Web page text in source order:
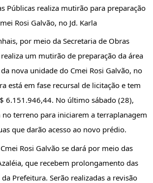
Públicas realiza mutirão para preparação
Rosi Galvão, no Jd. Karla
por meio da Secretaria de Obras
um mutirão de preparação da área
nova unidade do Cmei Rosi Galvão, no
está em fase recursal de licitação e tem
6.151.946,44. No último sábado (28),
terreno para iniciarem a terraplanagem
que darão acesso ao novo prédio.
Rosi Galvão se dará por meio das
que recebem prolongamento das
Prefeitura. Serão realizadas a revisão